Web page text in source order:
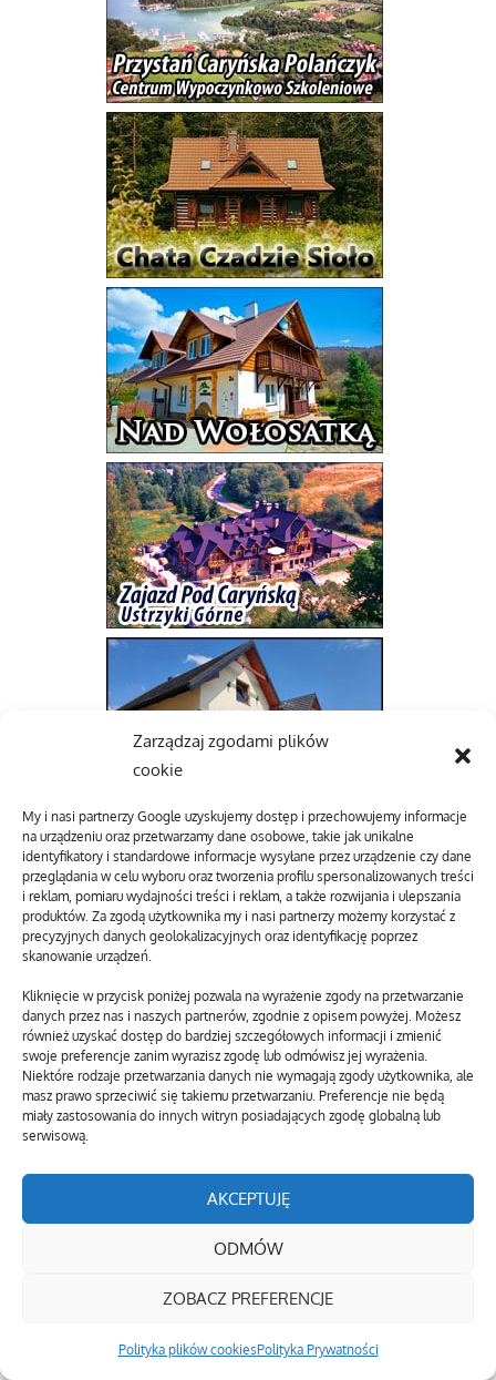
Zarządzaj zgodami plików
cookie
My i nasi partnerzy Google uzyskujemy dostęp i przechowujemy informacje
na urządzeniu oraz przetwarzamy dane osobowe, takie jak unikalne
identyfikatory i standardowe informacje wysyłane przez urządzenie czy dane
przeglądania w celu wyboru oraz tworzenia profilu spersonalizowanych treści
i reklam, pomiaru wydajności treści i reklam, a także rozwijania i ulepszania
produktów. Za zgodą użytkownika my i nasi partnerzy możemy korzystać z
precyzyjnych danych geolokalizacyjnych oraz identyfikację poprzez
skanowanie urządzeń.
Kliknięcie w przycisk poniżej pozwala na wyrażenie zgody na przetwarzanie
danych przez nas i naszych partnerów, zgodnie z opisem powyżej. Możesz
również uzyskać dostęp do bardziej szczegółowych informacji i zmienić
swoje preferencje zanim wyrazisz zgodę lub odmówisz jej wyrażenia.
Niektóre rodzaje przetwarzania danych nie wymagają zgody użytkownika, ale
masz prawo sprzeciwić się takiemu przetwarzaniu. Preferencje nie będą
miały zastosowania do innych witryn posiadających zgodę globalną lub
serwisową.
AKCEPTUJĘ
ODMÓW
ZOBACZ PREFERENCJE
Polityka plików cookiesPolityka Prywatności
LOSOWE WPISY
W Mucznem odbył się Bieszczadzki Bieg
lutego w Mucznem, 101
Wychodzimy z zimy